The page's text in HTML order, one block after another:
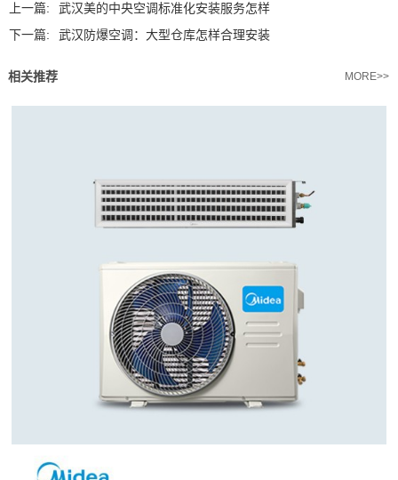
上一篇:
武汉美的中央空调标准化安装服务怎样
下一篇:
武汉防爆空调：大型仓库怎样合理安装
相关推荐 MORE>>